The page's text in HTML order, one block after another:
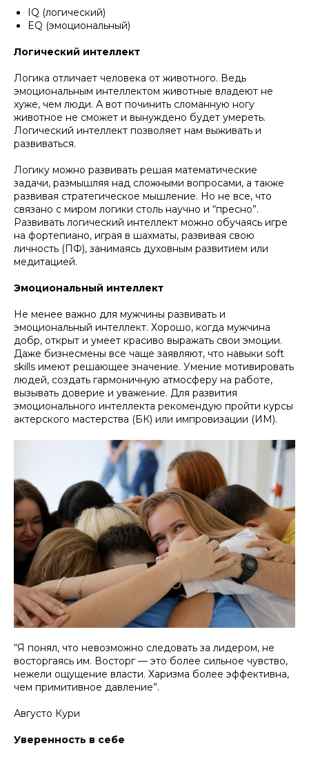
IQ (логический)
EQ (эмоциональный)
Логический интеллект
Логика отличает человека от животного. Ведь
эмоциональным интеллектом животные владеют не
хуже, чем люди. А вот починить сломанную ногу
животное не сможет и вынуждено будет умереть.
Логический интеллект позволяет нам выживать и
развиваться.
Логику можно развивать решая математические
задачи, размышляя над сложными вопросами, а также
развивая стратегическое мышление. Но не все, что
связано с миром логики столь научно и “пресно”.
Развивать логический интеллект можно обучаясь игре
на фортепиано, играя в шахматы, развивая свою
личность (ПФ), занимаясь духовным развитием или
медитацией.
Эмоциональный интеллект
Не менее важно для мужчины развивать и
эмоциональный интеллект. Хорошо, когда мужчина
добр, открыт и умеет красиво выражать свои эмоции.
Даже бизнесмены все чаще заявляют, что навыки soft
skills имеют решающее значение. Умение мотивировать
людей, создать гармоничную атмосферу на работе,
вызывать доверие и уважение. Для развития
эмоционального интеллекта рекомендую пройти курсы
актерского мастерства (БК) или импровизации (ИМ).
“Я понял, что невозможно следовать за лидером, не
восторгаясь им. Восторг — это более сильное чувство,
нежели ощущение власти. Харизма более эффективна,
чем примитивное давление”.
Августо Кури
Уверенность в себе